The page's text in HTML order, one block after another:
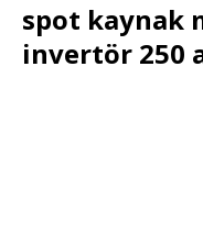
spot kaynak
invertör 250